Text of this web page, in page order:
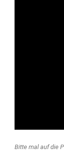
Bitte mal auf die